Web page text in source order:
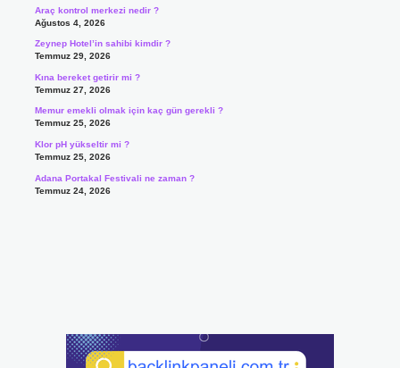
Araç kontrol merkezi nedir ?
Ağustos 4, 2026
Zeynep Hotel’in sahibi kimdir ?
Temmuz 29, 2026
Kına bereket getirir mi ?
Temmuz 27, 2026
Memur emekli olmak için kaç gün gerekli ?
Temmuz 25, 2026
Klor pH yükseltir mi ?
Temmuz 25, 2026
Adana Portakal Festivali ne zaman ?
Temmuz 24, 2026